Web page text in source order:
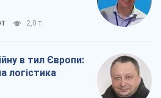
2,0 т.
в тил Європи:
логістика